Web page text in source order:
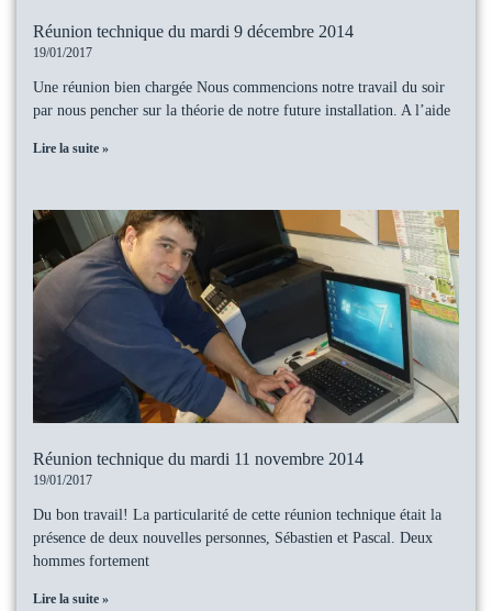
Réunion technique du mardi 9 décembre 2014
19/01/2017
Une réunion bien chargée Nous commencions notre travail du soir
par nous pencher sur la théorie de notre future installation. A l’aide
Lire la suite »
Réunion technique du mardi 11 novembre 2014
19/01/2017
Du bon travail! La particularité de cette réunion technique était la
présence de deux nouvelles personnes, Sébastien et Pascal. Deux
hommes fortement
Lire la suite »